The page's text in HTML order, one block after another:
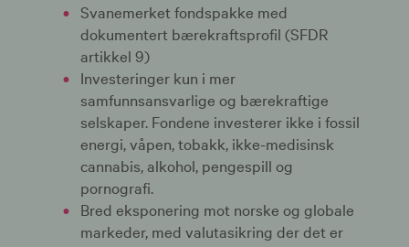
Svanemerket fondspakke med
dokumentert bærekraftsprofil (SFDR
artikkel 9)
Investeringer kun i mer
samfunnsansvarlige og bærekraftige
selskaper. Fondene investerer ikke i fossil
energi, våpen, tobakk, ikke-medisinsk
cannabis, alkohol, pengespill og
pornografi.
Bred eksponering mot norske og globale
markeder, med valutasikring der det er